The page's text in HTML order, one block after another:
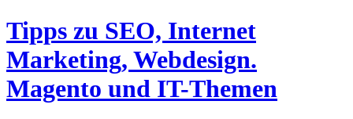
Tipps zu SEO, Internet
Marketing, Webdesign.
Magento und IT-Themen